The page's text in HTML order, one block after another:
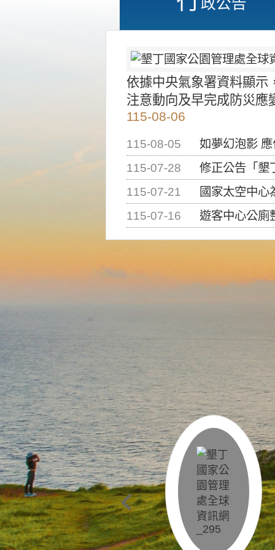
依據中央氣象署資料顯示
注意動向及早完成防災應
115-08-06
115-08-05
如夢幻泡影
115-07-28
修正公告「墾丁國家公
115-07-21
國家太空中心為辦理
115-07-16
遊客中心公廁